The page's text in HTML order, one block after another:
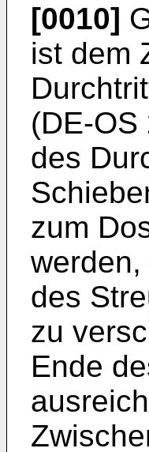
[0010]
ist dem
(DE-
des
zum
des
zu
Ende